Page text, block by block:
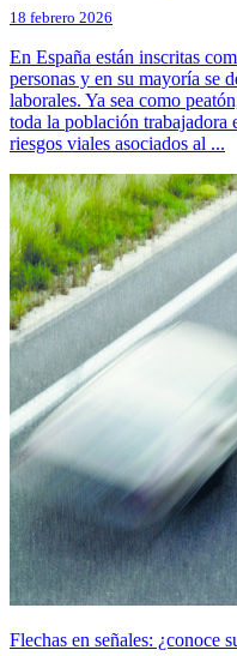
18 febrero 2026
En España están inscritas
personas y en su mayoría se
laborales. Ya sea como
toda la población trabajadora
riesgos viales asociados al ...
Flechas en señales: ¿conoce